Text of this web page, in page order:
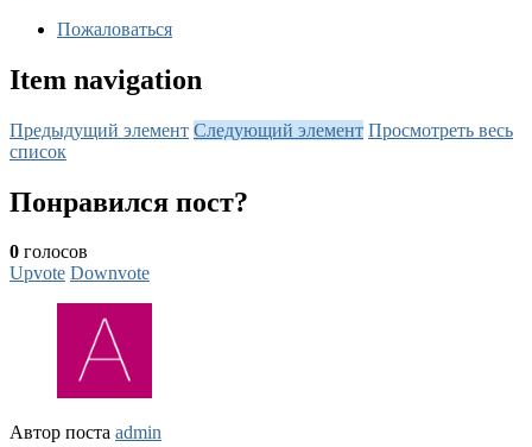
Пожаловаться
Item navigation
Предыдущий элемент Следующий элемент Просмотреть весь
список
Понравился пост?
0 голосов
Upvote Downvote
Автор поста admin